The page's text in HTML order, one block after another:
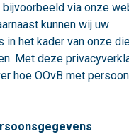
bijvoorbeeld via onze
kunnen wij uw
in het kader van onze
Met deze
hoe OOvB met